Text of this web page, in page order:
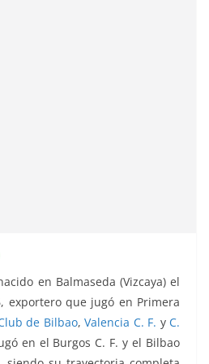
en Balmaseda (Vizcaya) el
exportero que jugó en Primera
de Bilbao,Valencia C. F. y C.
en el Burgos C. F. y el Bilbao